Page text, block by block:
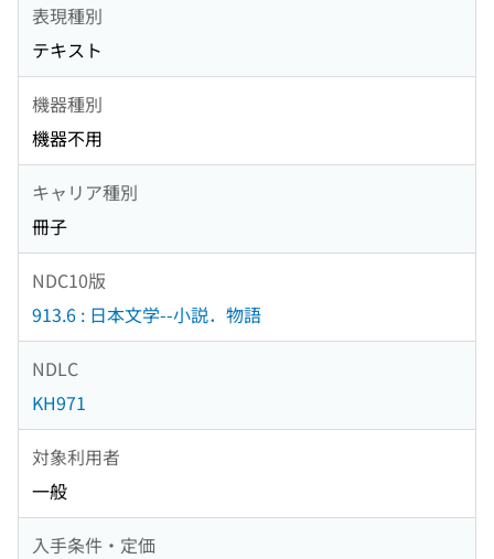
表現種別
テキスト
機器種別
機器不用
キャリア種別
冊子
NDC10版
913.6 : 日本文学--小説．物語
NDLC
KH971
対象利用者
一般
入手条件・定価